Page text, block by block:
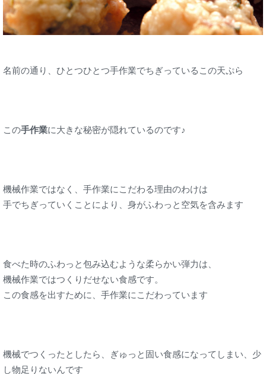
名前の通り、ひとつひとつ手作業でちぎっているこの天ぷら
この手作業に大きな秘密が隠れているのです♪
機械作業ではなく、手作業にこだわる理由のわけは
手でちぎっていくことにより、身がふわっと空気を含みます
食べた時のふわっと包み込むような柔らかい弾力は、
機械作業ではつくりだせない食感です。
この食感を出すために、手作業にこだわっています
機械でつくったとしたら、ぎゅっと固い食感になってしまい、少
し物足りないんです